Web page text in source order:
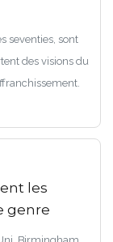
seventies, sont
des visions du
les
genre